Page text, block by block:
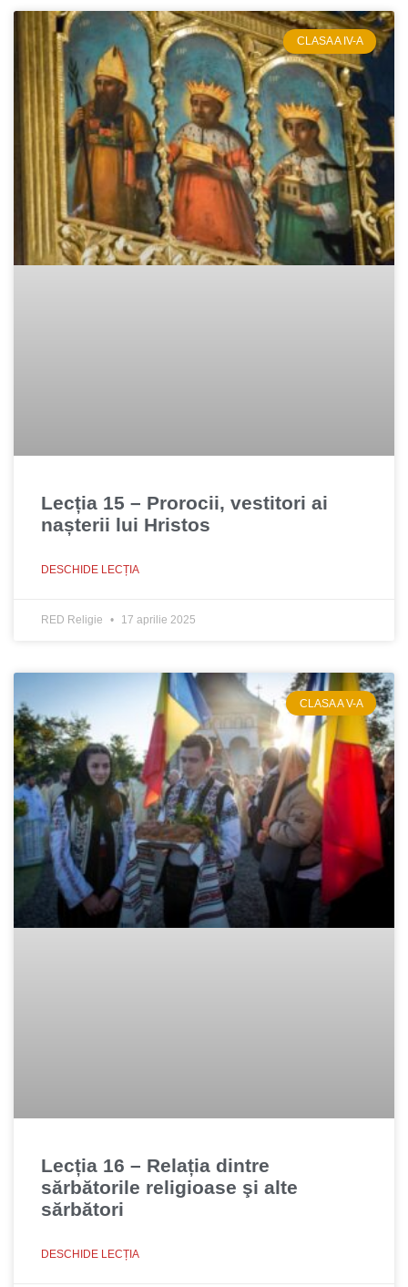
CLASA A IV-A
Lecția 15 – Prorocii, vestitori ai
nașterii lui Hristos
DESCHIDE LECȚIA
RED Religie 17 aprilie 2025
CLASA A V-A
Lecția 16 – Relația dintre
sărbătorile religioase şi alte
sărbători
DESCHIDE LECȚIA